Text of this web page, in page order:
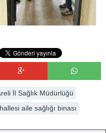
İl Sağlık Müdürlüğü
aile sağlığı binası